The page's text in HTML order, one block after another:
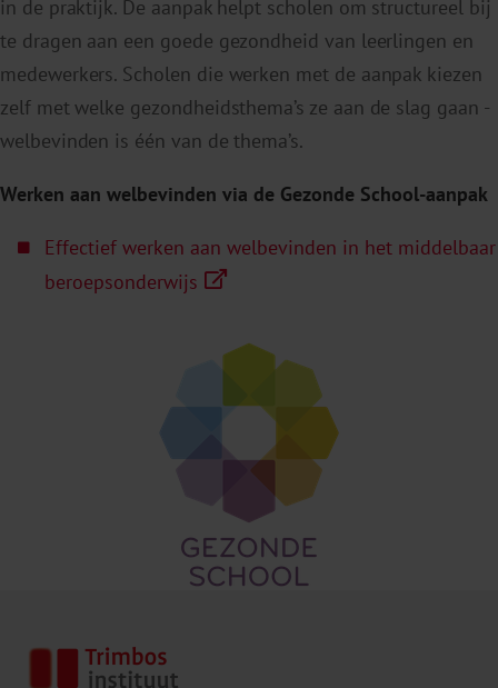
in de praktijk. De aanpak helpt scholen om structureel bij
te dragen aan een goede gezondheid van leerlingen en
medewerkers. Scholen die werken met de aanpak kiezen
zelf met welke gezondheidsthema’s ze aan de slag gaan -
welbevinden is één van de thema’s.
Werken aan welbevinden via de Gezonde School-aanpak
Effectief werken aan welbevinden in het middelbaar
beroepsonderwijs